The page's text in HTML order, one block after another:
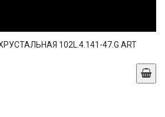
102L.4.141-47.G ART